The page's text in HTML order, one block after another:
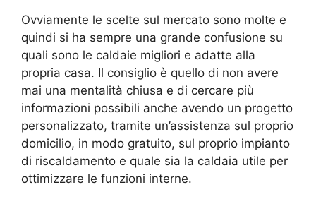
Ovviamente le scelte sul mercato sono molte e
quindi si ha sempre una grande confusione su
quali sono le caldaie migliori e adatte alla
propria casa. Il consiglio è quello di non avere
mai una mentalità chiusa e di cercare più
informazioni possibili anche avendo un progetto
personalizzato, tramite un’assistenza sul proprio
domicilio, in modo gratuito, sul proprio impianto
di riscaldamento e quale sia la caldaia utile per
ottimizzare le funzioni interne.